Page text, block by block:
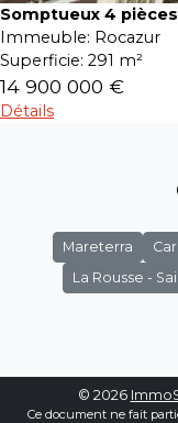
Somptueux 4
Immeuble: Rocazur
Superficie: 291 m²
14 900 000 €
Détails
Mareterra
La Rousse -
© 2026
Ce document ne fait